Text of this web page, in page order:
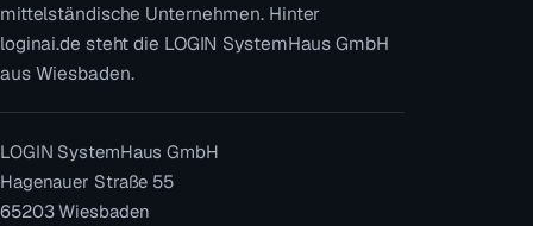
mittelständische Unternehmen. Hinter
loginai.de steht die LOGIN SystemHaus GmbH
aus Wiesbaden.
LOGIN SystemHaus GmbH
Hagenauer Straße 55
65203 Wiesbaden